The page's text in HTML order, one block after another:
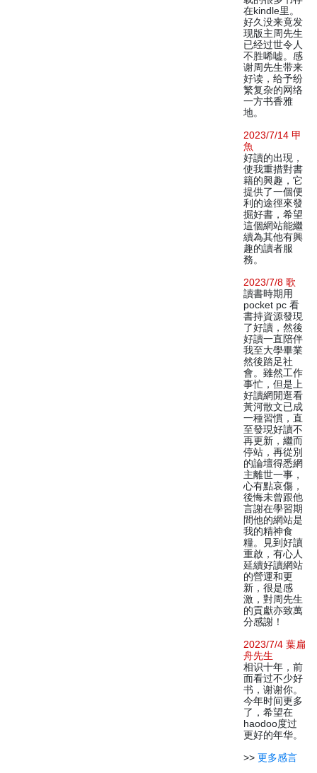
在kindle里。
好久没来竟发
现版主周先生
已经过世令人
不胜唏嘘。感
谢周先生带来
好读，给予纷
繁复杂的网络
一方书香雅
地。
2023/7/14 甲
魚
好讀的出現，
使我重措對書
籍的興趣，它
提供了一個便
利的途徑來發
掘好書，希望
這個網站能繼
續為其他有興
趣的讀者服
務。
2023/7/8 歌
讀書時期用
pocket pc 看
書持資源發現
了好讀，然後
好讀一直陪伴
我至大學畢業
然後踏足社
會。雖然工作
事忙，但是上
好讀網閒逛看
黃河散文已成
一種習慣，直
至發現好讀不
再更新，繼而
停站，再從別
的論壇得悉網
主離世一事，
心有點哀傷，
後悔未曾跟他
言謝在學習期
間他的網站是
我的精神食
糧。見到好讀
重啟，有心人
延續好讀網站
的營運和更
新，很是感
激，對周先生
的貢獻亦致萬
分感謝！
2023/7/4 葉扁
舟先生
相识十年，前
面看过不少好
书，谢谢你。
今年时间更多
了，希望在
haodoo度过
更好的年华。
>> 更多感言